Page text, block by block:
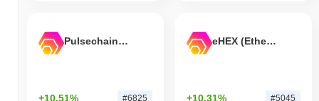
Pulsechain Bridged HEX (Pulsechain)
+10.51% #6825
eHEX (Ethereum)
+10.31% #5045